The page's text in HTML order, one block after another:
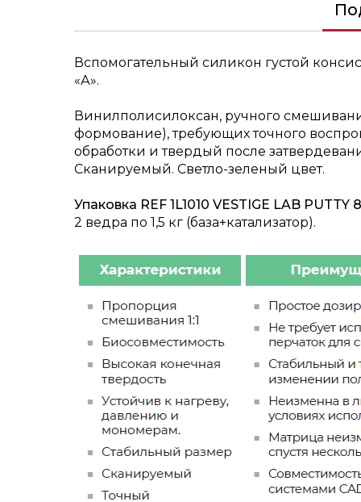
Вспомогательный силикон густой
«А».
Винилполисилоксан, ручного
формование), требующих точного
обработки и твердый после
Сканируемый. Светло-зеленый цвет.
Упаковка REF 1L1010 VESTIGE LAB PUTTY
2 ведра по 1,5 кг (база+катализатор).